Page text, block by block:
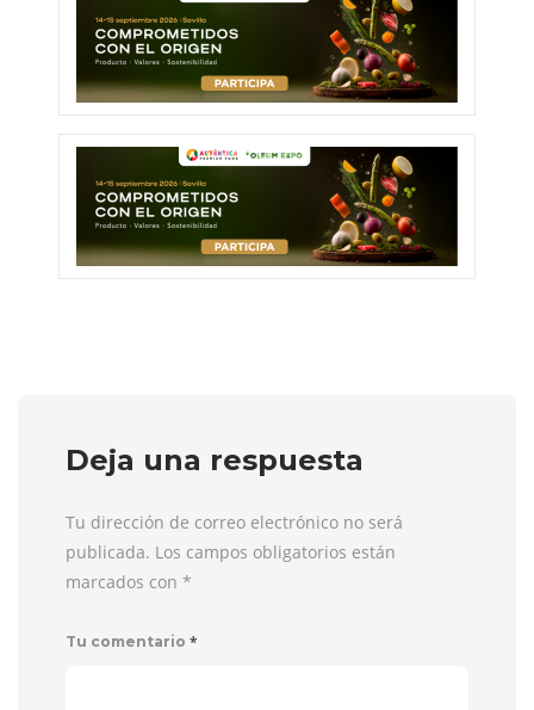
Deja una respuesta
Tu dirección de correo electrónico no será
publicada. Los campos obligatorios están
marcados con *
Tu comentario *